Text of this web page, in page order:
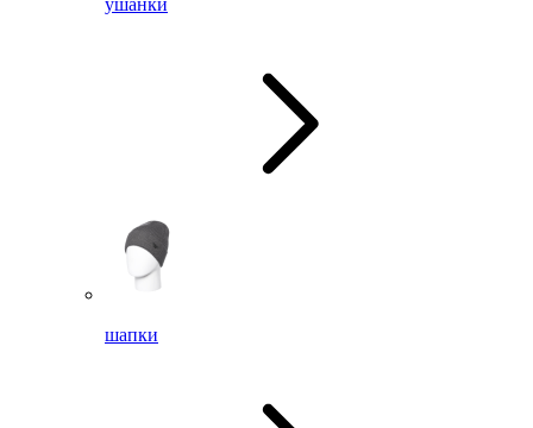
ушанки
шапки